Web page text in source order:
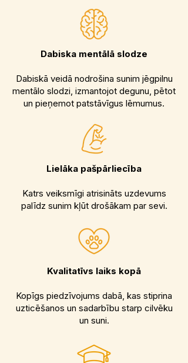
Dabiska mentālā slodze
Dabiskā veidā nodrošina sunim jēgpilnu
mentālo slodzi, izmantojot degunu, pētot
un pieņemot patstāvīgus lēmumus.
Lielāka pašpārliecība
Katrs veiksmīgi atrisināts uzdevums
palīdz sunim kļūt drošākam par sevi.
Kvalitatīvs laiks kopā
Kopīgs piedzīvojums dabā, kas stiprina
uzticēšanos un sadarbību starp cilvēku
un suni.